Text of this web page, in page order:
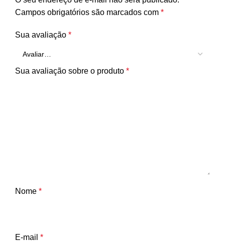
Campos obrigatórios são marcados com *
Sua avaliação *
Sua avaliação sobre o produto *
Nome *
E-mail *